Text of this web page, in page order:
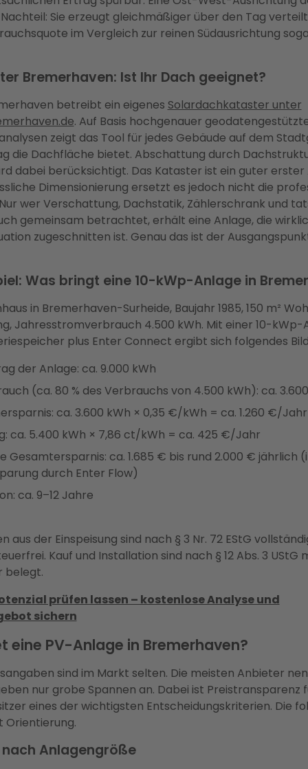
Sie erzeugt gleichmäßiger über den Tag
im Vergleich zur reinen Südausrichtung
Bremerhaven: Ist Ihr Dach geeignet?
betreibt ein eigenes Solardachkataster unter
. Auf Basis hochgenauer
zeigt das Tool für jedes Gebäude auf dem
die Dachfläche bietet. Abschattung durch
dabei berücksichtigt. Das Kataster ist ein guter
Dimensionierung ersetzt es jedoch nicht die
wer Verschattung, Dachstatik, Zählerschrank und
gemeinsam betrachtet, erhält eine Anlage, die
zugeschnitten ist. Genau das ist der
Was bringt eine 10-kWp-Anlage in
in Bremerhaven-Surheide, Baujahr 1985, 150 m²
Jahresstromverbrauch 4.500 kWh. Mit einer 10-kWp-
plus Enter Connect ergibt sich folgendes
der Anlage: ca. 9.000 kWh
(ca. 80 % des Verbrauchs von 4.500 kWh): ca.
ca. 3.600 kWh × 0,35 €/kWh = ca. 1.260 €/Jahr
ca. 5.400 kWh × 7,86 ct/kWh = ca. 425 €/Jahr
Gesamtersparnis: ca. 1.685 € bis rund 2.000 € jährlich
durch Enter Flow)
ca. 9–12 Jahre
aus der Einspeisung sind nach § 3 Nr. 72 EStG
Kauf und Installation sind nach § 12 Abs. 3 UStG
belegt.
prüfen lassen – kostenlose Analyse und
sichern
eine PV-Anlage in Bremerhaven?
sind im Markt selten. Die meisten Anbieter
nur grobe Spannen an. Dabei ist Preistransparenz
eines der wichtigsten Entscheidungskriterien. Die
Orientierung.
Anlagengröße